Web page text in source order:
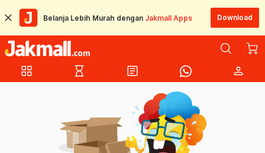
Belanja Lebih Murah dengan Jakmall Apps Download
grid_view hourglass_empty article person